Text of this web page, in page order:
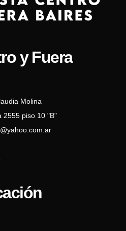
y Fuera
Molina
2555 piso 10 "B"